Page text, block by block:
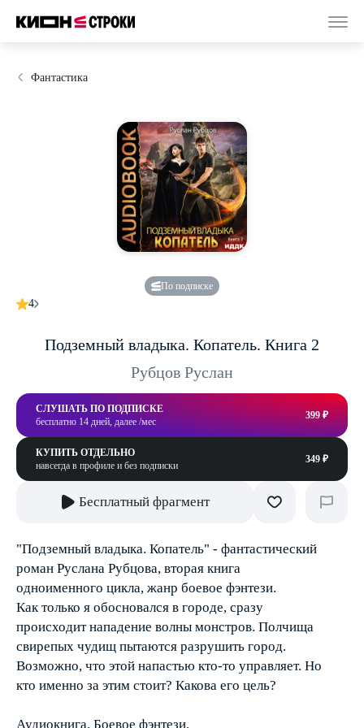
Фантастика
По подписке
4
Подземный владыка. Копатель. Книга 2
Рубцов Руслан
СЛУШАТЬ ПО ПОДПИСКЕ
бесплатно 14 дней, далее /мес
399 ₽
КУПИТЬ ОТДЕЛЬНО
навсегда в профиле и без подписки
349 ₽
Бесплатный фрагмент
"Подземный владыка. Копатель" - фантастический
роман Руслана Рубцова, вторая книга
одноименного цикла, жанр боевое фэнтези.
Как только я обосновался в городе, сразу
происходит нападение волны монстров. Полчища
свирепых чудищ пытаются разрушить город.
Возможно, что этой напастью кто-то управляет. Но
кто именно за этим стоит? Какова его цель?
Аудиокнига. Боевое фэнтези.